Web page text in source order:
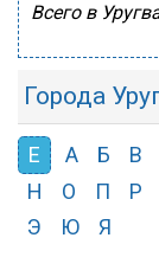
Всего в
Города
Е А Б В
Н
О П Р
Э
Ю Я